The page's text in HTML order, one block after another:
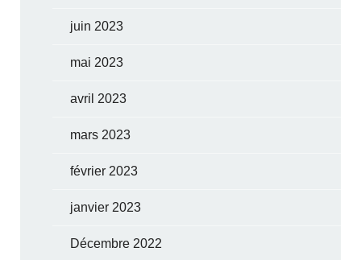
juin 2023
mai 2023
avril 2023
mars 2023
février 2023
janvier 2023
Décembre 2022